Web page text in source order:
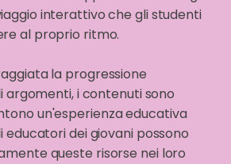
interattivo che gli studenti
al proprio ritmo.
la progressione
i contenuti sono
un'esperienza educativa
educatori dei giovani possono
queste risorse nei loro